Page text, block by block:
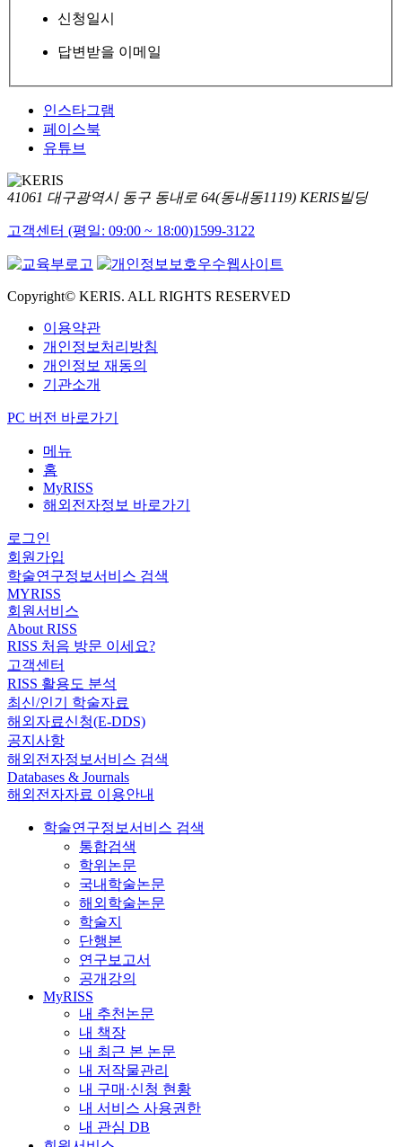
신청일시
답변받을 이메일
인스타그램
페이스북
유튜브
41061 대구광역시 동구 동내로 64(동내동1119) KERIS빌딩
고객센터 (평일: 09:00 ~ 18:00)1599-3122
Copyright© KERIS. ALL RIGHTS RESERVED
이용약관
개인정보처리방침
개인정보 재동의
기관소개
PC 버전 바로가기
메뉴
홈
MyRISS
해외전자정보 바로가기
로그인
회원가입
학술연구정보서비스 검색
MYRISS
회원서비스
About RISS
RISS 처음 방문 이세요?
고객센터
RISS 활용도 분석
최신/인기 학술자료
해외자료신청(E-DDS)
공지사항
해외전자정보서비스 검색
Databases & Journals
해외전자자료 이용안내
학술연구정보서비스 검색
통합검색
학위논문
국내학술논문
해외학술논문
학술지
단행본
연구보고서
공개강의
MyRISS
내 추천논문
내 책장
내 최근 본 논문
내 저작물관리
내 구매·신청 현황
내 서비스 사용권한
내 관심 DB